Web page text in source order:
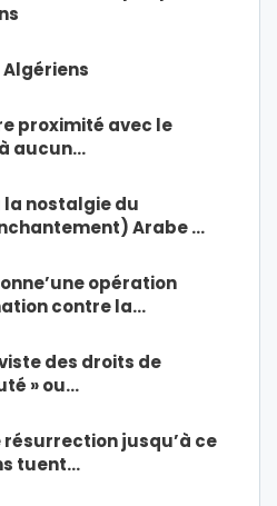
proximité avec le
aucun…
la nostalgie du
Arabe …
opération
contre la…
des droits de
» ou…
résurrection jusqu’à ce
tuent…